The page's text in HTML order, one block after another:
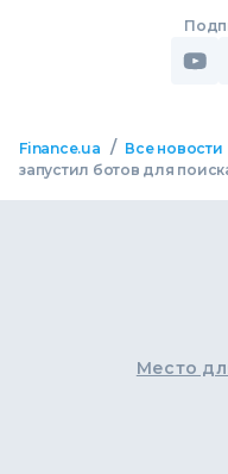
Finance.ua / Все новости
запустил ботов для
Место